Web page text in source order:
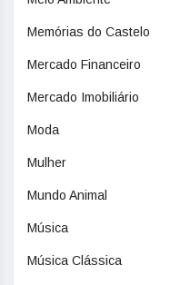
Memórias do Castelo
Mercado Financeiro
Mercado Imobiliário
Moda
Mulher
Mundo Animal
Música
Música Clássica